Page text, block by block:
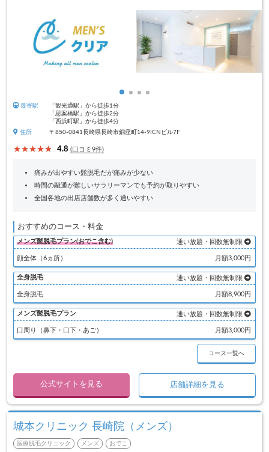
最寄駅
「観光通駅」から徒歩1分
「思案橋駅」から徒歩2分
「西浜町駅」から徒歩4分
住所
〒850-0841長崎県長崎市銅座町14-9ICNビル7F
4.8 (口コミ9件)
痛みが出やすい髭脱毛だが痛みが少ない
時間の融通が難しいサラリーマンでも予約が取りやすい
全国各地の出店店舗数が多く通いやすい
おすすめのコース・料金
メンズ髭脱毛プラン(おでこ含む) 通い放題・回数無制限
顔全体（6ヵ所） 月額3,000円
全身脱毛 通い放題・回数無制限
全身脱毛 月額8,900円
メンズ髭脱毛プラン 通い放題・回数無制限
口周り（鼻下・口下・あご） 月額3,000円
コース一覧へ
公式サイトを見る 店舗詳細を見る
城本クリニック 長崎院（メンズ）
医療脱毛クリニック メンズ おでこ